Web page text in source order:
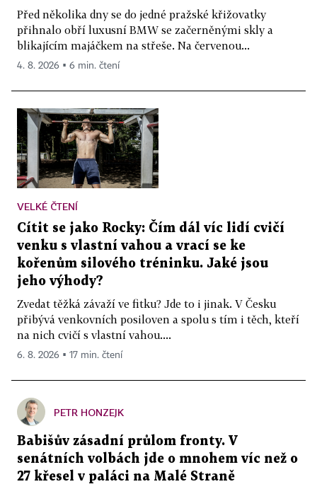
Před několika dny se do jedné pražské křižovatky
přihnalo obří luxusní BMW se začerněnými skly a
blikajícím majáčkem na střeše. Na červenou...
4. 8. 2026 ▪ 6 min. čtení
VELKÉ ČTENÍ
Cítit se jako Rocky: Čím dál víc lidí cvičí
venku s vlastní vahou a vrací se ke
kořenům silového tréninku. Jaké jsou
jeho výhody?
Zvedat těžká závaží ve fitku? Jde to i jinak. V Česku
přibývá venkovních posiloven a spolu s tím i těch, kteří
na nich cvičí s vlastní vahou....
6. 8. 2026 ▪ 17 min. čtení
PETR HONZEJK
Babišův zásadní průlom fronty. V
senátních volbách jde o mnohem víc než o
27 křesel v paláci na Malé Straně